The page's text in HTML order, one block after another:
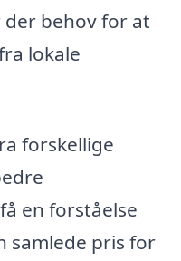
der behov for at
lokale
forskellige
en forståelse
samlede pris for